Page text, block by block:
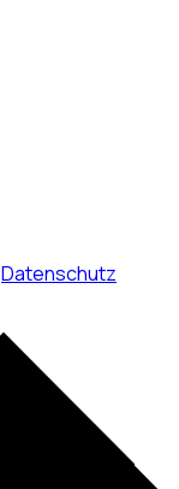
Datenschutz